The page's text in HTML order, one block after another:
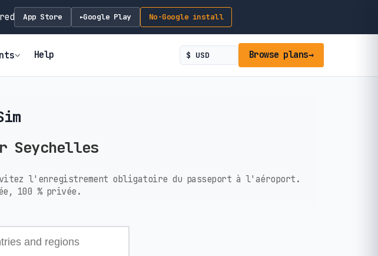
App Store ►Google Play No-Google install
Help Browse plans→
Seychelles
Évitez l'enregistrement obligatoire du passeport à l'aéroport.
100 % privée.